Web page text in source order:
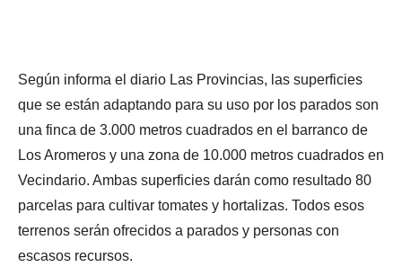
Según informa el diario Las Provincias, las superficies
que se están adaptando para su uso por los parados son
una finca de 3.000 metros cuadrados en el barranco de
Los Aromeros y una zona de 10.000 metros cuadrados en
Vecindario. Ambas superficies darán como resultado 80
parcelas para cultivar tomates y hortalizas. Todos esos
terrenos serán ofrecidos a parados y personas con
escasos recursos.